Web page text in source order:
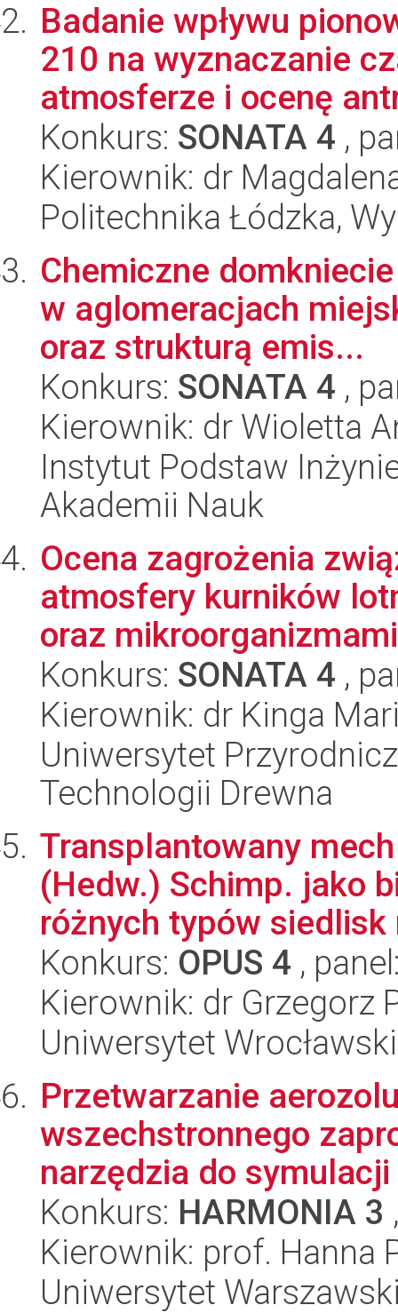
Badanie wpływu
210 na wyznaczanie
atmosferze i ocenę
Konkurs: SONATA 4 ,
Kierownik: dr
Politechnika Łódzka,
Chemiczne
w aglomeracjach
oraz strukturą emis...
Konkurs: SONATA 4 ,
Kierownik: dr Wioletta
Instytut Podstaw
Akademii Nauk
Ocena zagrożenia
atmosfery kurników
oraz
Konkurs: SONATA 4 ,
Kierownik: dr Kinga
Uniwersytet
Technologii Drewna
Transplantowany
(Hedw.) Schimp. jako
różnych typów siedlisk
Konkurs: OPUS 4 ,
Kierownik: dr Grzegorz
Uniwersytet
Przetwarzanie
wszechstronnego
narzędzia do
Konkurs: HARMONIA 3
Kierownik: prof. Hanna
Uniwersytet